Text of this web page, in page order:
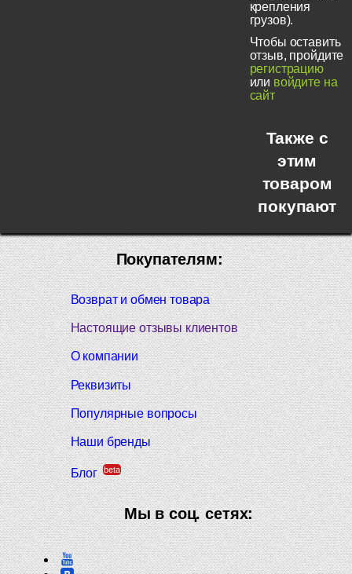
крепления
грузов).
Чтобы оставить
отзыв, пройдите
регистрацию
или войдите на
сайт
Также с
этим
товаром
покупают
Покупателям:
Возврат и обмен товара
Настоящие отзывы клиентов
О компании
Реквизиты
Популярные вопросы
Наши бренды
Блог beta
Мы в соц. сетях: